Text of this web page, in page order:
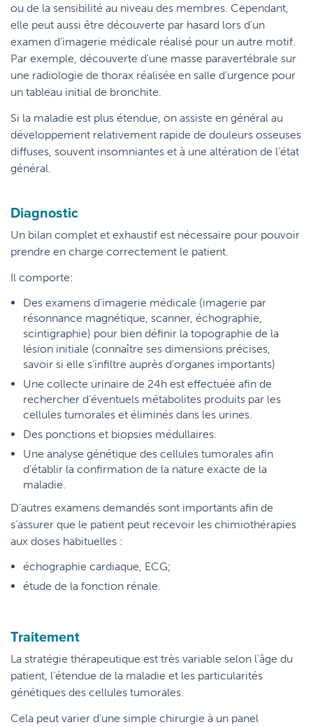
ou de la sensibilité au niveau des membres. Cependant,
elle peut aussi être découverte par hasard lors d’un
examen d’imagerie médicale réalisé pour un autre motif.
Par exemple, découverte d'une masse paravertébrale sur
une radiologie de thorax réalisée en salle d’urgence pour
un tableau initial de bronchite.
Si la maladie est plus étendue, on assiste en général au
développement relativement rapide de douleurs osseuses
diffuses, souvent insomniantes et à une altération de l’état
général.
Diagnostic
Un bilan complet et exhaustif est nécessaire pour pouvoir
prendre en charge correctement le patient.
Il comporte:
Des examens d’imagerie médicale (imagerie par
résonnance magnétique, scanner, échographie,
scintigraphie) pour bien définir la topographie de la
lésion initiale (connaître ses dimensions précises,
savoir si elle s’infiltre auprès d'organes importants)
Une collecte urinaire de 24h est effectuée afin de
rechercher d’éventuels métabolites produits par les
cellules tumorales et éliminés dans les urines.
Des ponctions et biopsies médullaires.
Une analyse génétique des cellules tumorales afin
d’établir la confirmation de la nature exacte de la
maladie.
D’autres examens demandés sont importants afin de
s’assurer que le patient peut recevoir les chimiothérapies
aux doses habituelles :
échographie cardiaque, ECG;
étude de la fonction rénale.
Traitement
La stratégie thérapeutique est très variable selon l’âge du
patient, l’étendue de la maladie et les particularités
génétiques des cellules tumorales.
Cela peut varier d’une simple chirurgie à un panel